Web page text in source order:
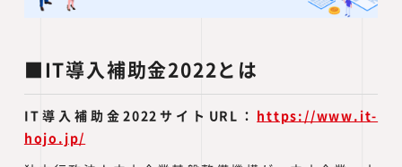
■IT導入補助金2022とは
IT導入補助金2022サイトURL：
https://www.it-
hojo.jp/